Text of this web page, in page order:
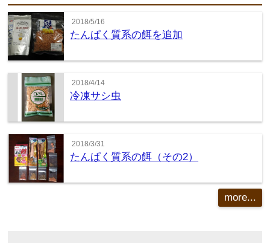
2018/5/16
たんぱく質系の餌を追加
2018/4/14
冷凍サシ虫
2018/3/31
たんぱく質系の餌（その2）
more...